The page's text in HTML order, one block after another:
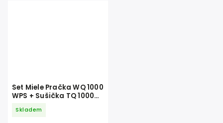
Set Miele Pračka WQ 1000
WPS + Sušička TQ 1000
Skladem